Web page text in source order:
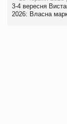
3-4 вересня
2026: Власна